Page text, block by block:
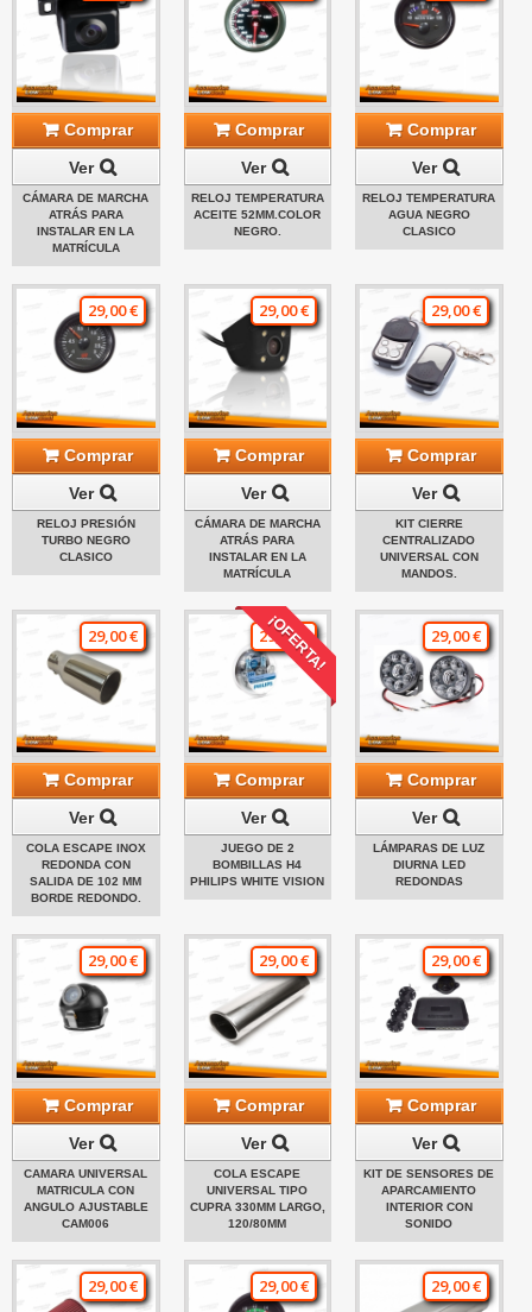
Comprar
Ver
CÁMARA DE MARCHA
ATRÁS PARA
INSTALAR EN LA
MATRÍCULA
Comprar
Ver
RELOJ TEMPERATURA
ACEITE 52MM.COLOR
NEGRO.
Comprar
Ver
RELOJ TEMPERATURA
AGUA NEGRO
CLASICO
29,00 €
Comprar
Ver
RELOJ PRESIÓN
TURBO NEGRO
CLASICO
29,00 €
Comprar
Ver
CÁMARA DE MARCHA
ATRÁS PARA
INSTALAR EN LA
MATRÍCULA
29,00 €
Comprar
Ver
KIT CIERRE
CENTRALIZADO
UNIVERSAL CON
MANDOS.
29,00 €
Comprar
Ver
COLA ESCAPE INOX
REDONDA CON
SALIDA DE 102 MM
BORDE REDONDO.
¡OFERTA!
29,00 €
Comprar
Ver
JUEGO DE 2
BOMBILLAS H4
PHILIPS WHITE VISION
29,00 €
Comprar
Ver
LÁMPARAS DE LUZ
DIURNA LED
REDONDAS
29,00 €
Comprar
Ver
CAMARA UNIVERSAL
MATRICULA CON
ANGULO AJUSTABLE
CAM006
29,00 €
Comprar
Ver
COLA ESCAPE
UNIVERSAL TIPO
CUPRA 330MM LARGO,
120/80MM
29,00 €
Comprar
Ver
KIT DE SENSORES DE
APARCAMIENTO
INTERIOR CON
SONIDO
29,00 € 29,00 € 29,00 €